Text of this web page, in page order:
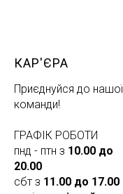
КАР'ЄРА
Приєднуйся до нашої
команди!
ГРАФІК РОБОТИ
пнд - птн з 10.00 до
20.00
сбт з 11.00 до 17.00